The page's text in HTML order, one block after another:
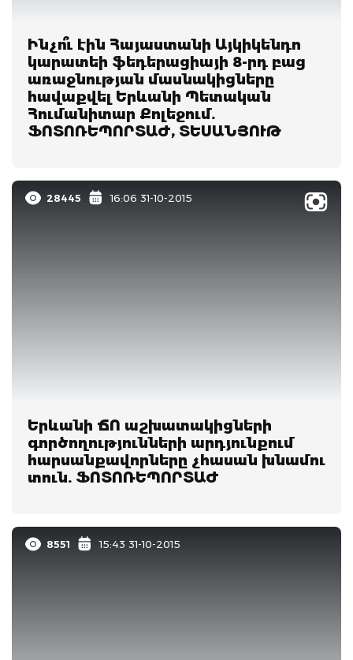
Ինչո՞ւ էին Հայաստանի Այկիկենդո
կարատեի ֆեդերացիայի 8-րդ բաց
առաջնության մասնակիցները
հավաքվել Երևանի Պետական
Հումանիտար Քոլեջում.
ՖՈՏՈՌԵՊՈՐՏԱԺ, ՏԵՍԱՆՅՈՒԹ
28445 16:06 31-10-2015
Երևանի ՃՈ աշխատակիցների
գործողությունների արդյունքում
հարսանքավորները չհասան խնամու
տուն. ՖՈՏՈՌԵՊՈՐՏԱԺ
8551 15:43 31-10-2015